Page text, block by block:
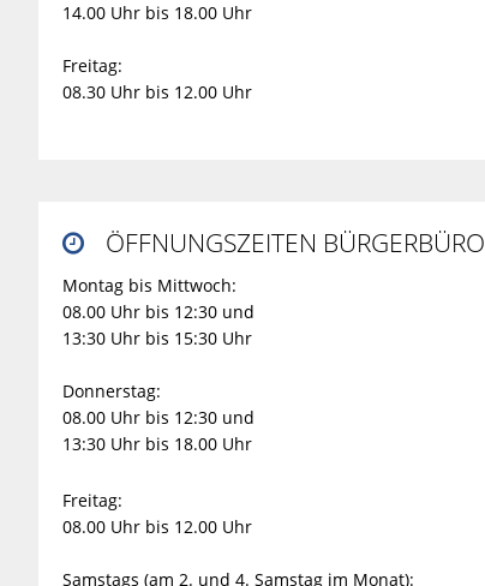
14.00 Uhr bis 18.00 Uhr
Freitag:
08.30 Uhr bis 12.00 Uhr
 ÖFFNUNGSZEITEN BÜRGERBÜRO
Montag bis Mittwoch:
08.00 Uhr bis 12:30 und
13:30 Uhr bis 15:30 Uhr
Donnerstag:
08.00 Uhr bis 12:30 und
13:30 Uhr bis 18.00 Uhr
Freitag:
08.00 Uhr bis 12.00 Uhr
Samstags (am 2. und 4. Samstag im Monat):